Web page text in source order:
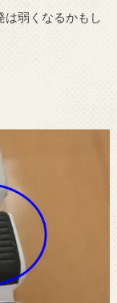
弱くなるかもし